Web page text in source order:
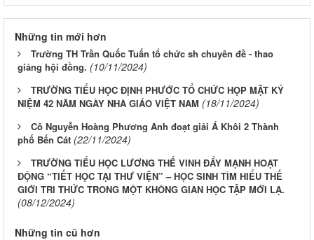
Những tin mới hơn
Trường TH Trần Quốc Tuấn tổ chức sh chuyên đề - thao
giảng hội đồng. (10/11/2024)
TRƯỜNG TIỂU HỌC ĐỊNH PHƯỚC TỔ CHỨC HỌP MẶT KỶ
NIỆM 42 NĂM NGÀY NHÀ GIÁO VIỆT NAM (18/11/2024)
Cô Nguyễn Hoàng Phương Anh đoạt giải Á Khôi 2 Thành
phố Bến Cát (22/11/2024)
TRƯỜNG TIỂU HỌC LƯƠNG THẾ VINH ĐẨY MẠNH HOẠT
ĐỘNG “TIẾT HỌC TẠI THƯ VIỆN” – HỌC SINH TÌM HIỂU THẾ
GIỚI TRI THỨC TRONG MỘT KHÔNG GIAN HỌC TẬP MỚI LẠ.
(08/12/2024)
Những tin cũ hơn